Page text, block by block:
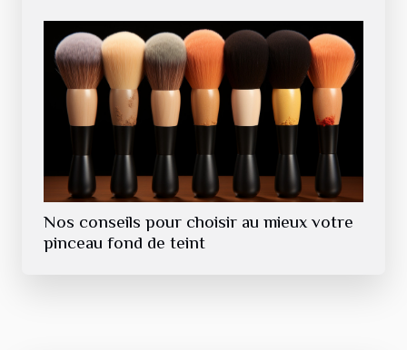
Nos conseils pour choisir au mieux votre
pinceau fond de teint